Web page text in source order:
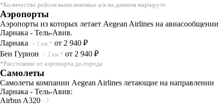
*Количество рейсов выполняемых а/к на данном маршруте.
Аэропорты
Аэропорты из которых летает Aegean Airlines на авиасообщении
Ларнака - Тель-Авив.
Ларнака ~ 1 км.* от 2 940 ₽
Бен Гурион ~ 2 км.* от 2 940 ₽
*Расстояние от аэропорта до города
Самолеты
Самолеты компании Aegean Airlines летающие на направлении
Ларнака - Тель-Авив:
Airbus A320 - 7